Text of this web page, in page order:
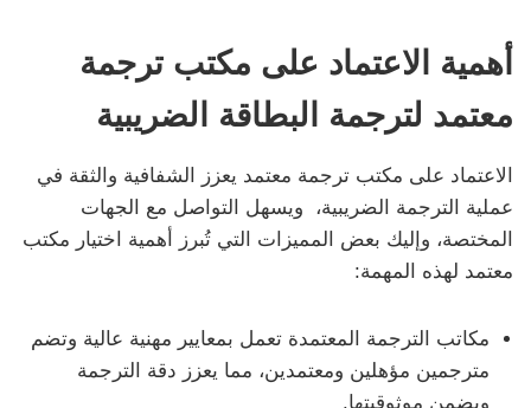
أهمية الاعتماد على مكتب ترجمة
معتمد لترجمة البطاقة الضريبية
الاعتماد على مكتب ترجمة معتمد يعزز الشفافية والثقة في
عملية الترجمة الضريبية، ويسهل التواصل مع الجهات
المختصة، وإليك بعض المميزات التي تُبرز أهمية اختيار مكتب
معتمد لهذه المهمة:
مكاتب الترجمة المعتمدة تعمل بمعايير مهنية عالية وتضم
مترجمين مؤهلين ومعتمدين، مما يعزز دقة الترجمة
ويضمن موثوقيتها.